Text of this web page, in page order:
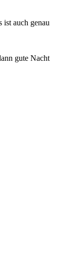
ist auch genau
gute Nacht